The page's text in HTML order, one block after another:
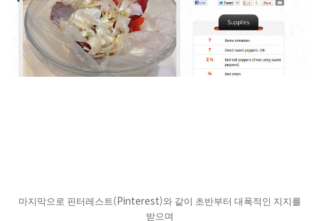
마지막으로 핀터레스트 (Pinterest)와 같이 초반부터 대폭적인 지지를
받으며